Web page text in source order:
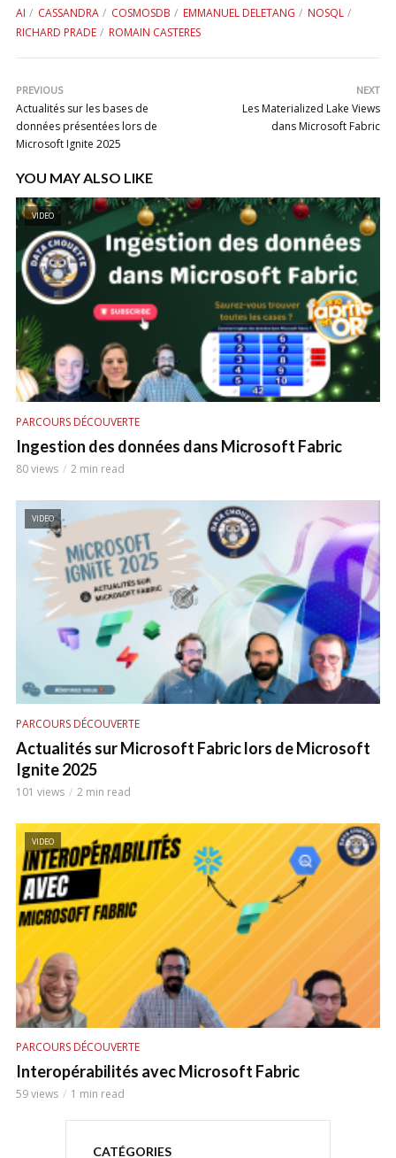
AI CASSANDRA COSMOSDB EMMANUEL DELETANG
NOSQL
RICHARD PRADE
ROMAIN CASTERES
PREVIOUS
Actualités sur les bases de
données présentées lors de
Microsoft Ignite 2025
NEXT
Les Materialized Lake Views
dans Microsoft Fabric
YOU MAY ALSO LIKE
VIDEO
PARCOURS DÉCOUVERTE
Ingestion des données dans Microsoft Fabric
80 views 2 min read
VIDEO
PARCOURS DÉCOUVERTE
Actualités sur Microsoft Fabric lors de Microsoft
Ignite 2025
101 views 2 min read
VIDEO
PARCOURS DÉCOUVERTE
Interopérabilités avec Microsoft Fabric
59 views 1 min read
CATÉGORIES